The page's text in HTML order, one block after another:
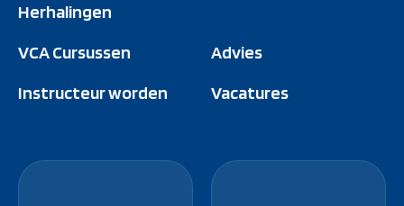
Herhalingen
VCA Cursussen
Advies
Instructeur worden
Vacatures